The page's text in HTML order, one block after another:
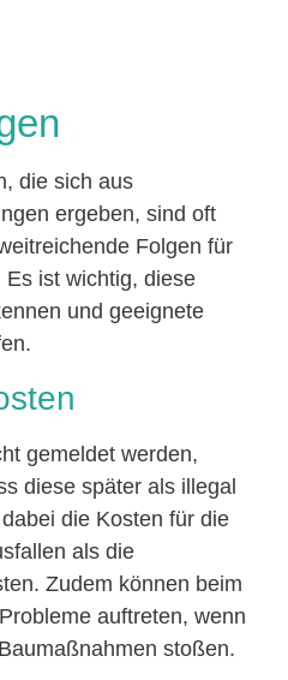
die sich aus
ergeben, sind oft
Folgen für
ist wichtig, diese
und geeignete
gemeldet werden,
diese später als illegal
die Kosten für die
als die
Zudem können beim
auftreten, wenn
stoßen.